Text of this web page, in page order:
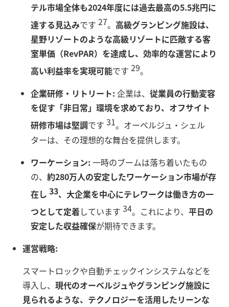
テル市場全体も2024年度には過去最高の5.5兆円に
達する見込みです 27。 高級グランピング施設は、
星野リゾートのような高級リゾートに匹敵する客
室単価（RevPAR）を達成し、効率的な運営により
高い利益率を実現可能です 29。
企業研修・リトリート: 企業は、 従業員の行動変容
を促す「非日常」環境を求めており、オフサイト
研修市場は堅調です 31。オーベルジュ・シェル
ターは、その理想的な舞台を提供します。
ワーケーション: 一時のブームは落ち着いたもの
の、 約280万人の安定したワーケーション市場が存
在し 33、大企業を中心にテレワークは働き方の一
つとして定着しています 34。これにより、 平日の
安定した収益確保が期待できます。
運営戦略:
スマートロックや自動チェックインシステムなどを
導入し、 現代のオーベルジュやグランピング施設に
見られるような、テクノロジーを活用したリーンな